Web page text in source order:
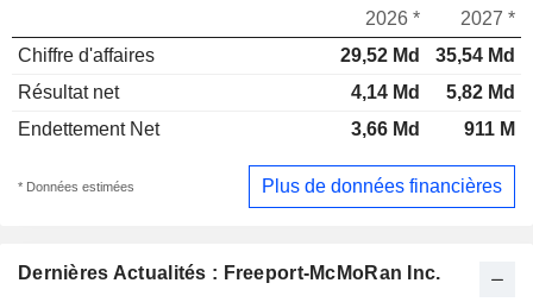
Dernières Actualités : Freeport-McMoRan Inc.
2026 *
2027 *
Chiffre d'affaires
29,52 Md
35,54 Md
Résultat net
4,14 Md
5,82 Md
Endettement Net
3,66 Md 911 M
* Données estimées Plus de données financières